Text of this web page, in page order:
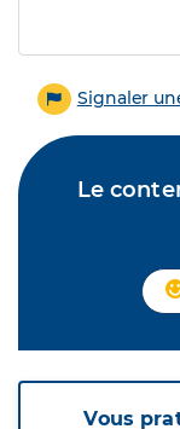
Signaler
Le
Vous